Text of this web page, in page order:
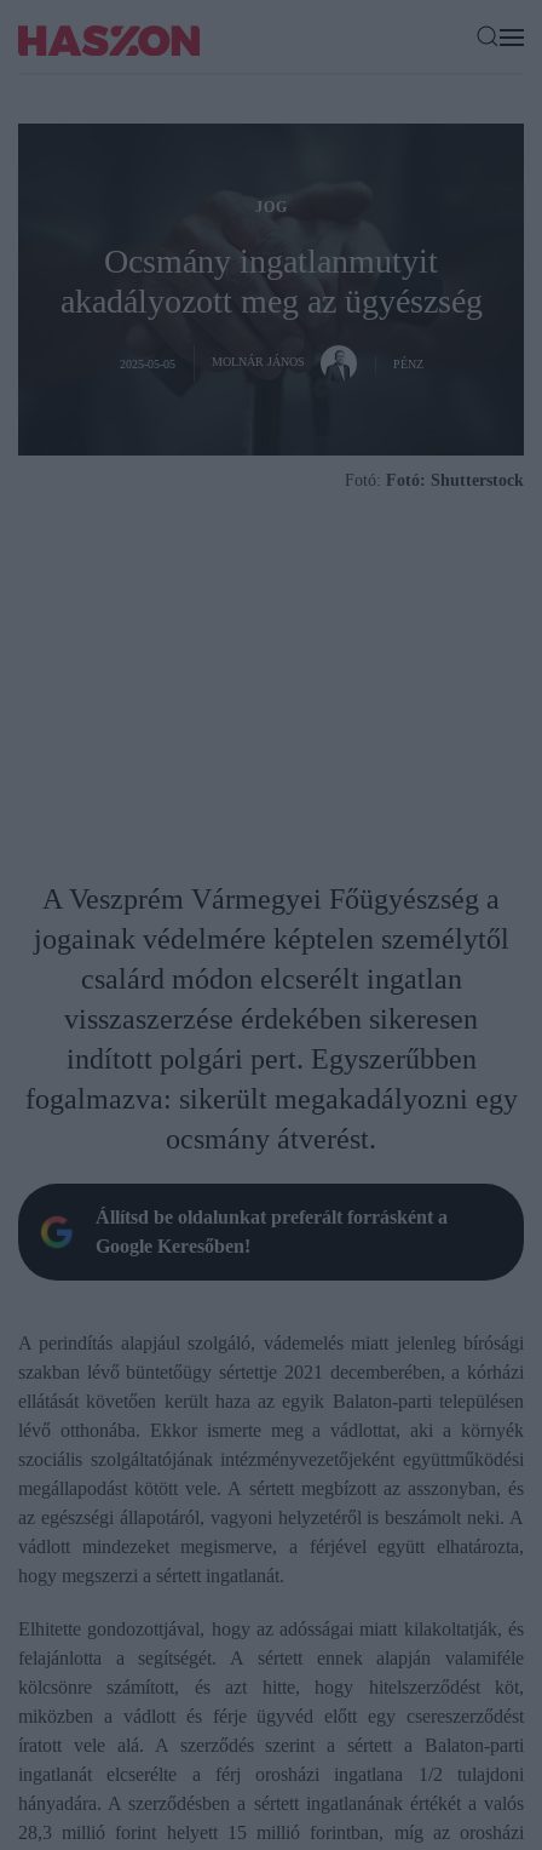
JOG
Ocsmány ingatlanmutyit
akadályozott meg az ügyészség
2025-05-05 MOLNÁR JÁNOS PÉNZ
Fotó: Fotó: Shutterstock
A Veszprém Vármegyei Főügyészség a
jogainak védelmére képtelen személytől
csalárd módon elcserélt ingatlan
visszaszerzése érdekében sikeresen
indított polgári pert. Egyszerűbben
fogalmazva: sikerült megakadályozni egy
ocsmány átverést.
Állítsd be oldalunkat preferált forrásként a
Google Keresőben!
A perindítás alapjául szolgáló, vádemelés miatt jelenleg bírósági
szakban lévő büntetőügy sértettje 2021 decemberében, a kórházi
ellátását követően került haza az egyik Balaton-parti településen
lévő otthonába. Ekkor ismerte meg a vádlottat, aki a környék
szociális szolgáltatójának intézményvezetőjeként együttműködési
megállapodást kötött vele. A sértett megbízott az asszonyban, és
az egészségi állapotáról, vagyoni helyzetéről is beszámolt neki. A
vádlott mindezeket megismerve, a férjével együtt elhatározta,
hogy megszerzi a sértett ingatlanát.
Elhitette gondozottjával, hogy az adósságai miatt kilakoltatják, és
felajánlotta a segítségét. A sértett ennek alapján valamiféle
kölcsönre számított, és azt hitte, hogy hitelszerződést köt,
miközben a vádlott és férje ügyvéd előtt egy csereszerződést
íratott vele alá. A szerződés szerint a sértett a Balaton-parti
ingatlanát elcserélte a férj orosházi ingatlana 1/2 tulajdoni
hányadára. A szerződésben a sértett ingatlanának értékét a valós
28,3 millió forint helyett 15 millió forintban, míg az orosházi